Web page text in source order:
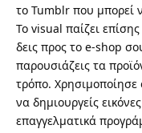
το Tumblr που μπορεί
Το visual παίζει
δεις προς το e-shop
παρουσιάζεις τα
τρόπο.
να δημιουργείς
επαγγελματικά